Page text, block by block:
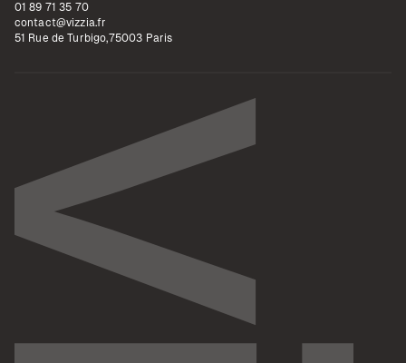
01 89 71 35 70
contact@vizzia.fr
51 Rue de Turbigo,75003 Paris